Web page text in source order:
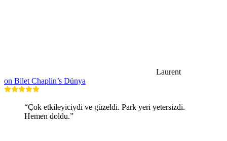
Laurent
on Bilet Chaplin’s Dünya
“Çok etkileyiciydi ve güzeldi. Park yeri yetersizdi.
Hemen doldu.”